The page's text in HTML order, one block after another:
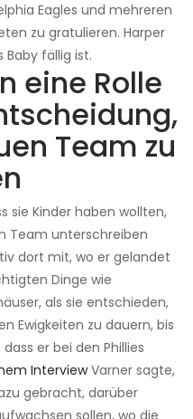
Eagles und mehreren
zu gratulieren. Harper
fällig ist.
eine Rolle
Team zu
sie Kinder haben wollten,
Team unterschreiben
dort mit, wo er gelandet
Dinge wie
als sie entschieden,
Ewigkeiten zu dauern, bis
er bei den Phillies
InterviewVarner sagte,
gebracht, darüber